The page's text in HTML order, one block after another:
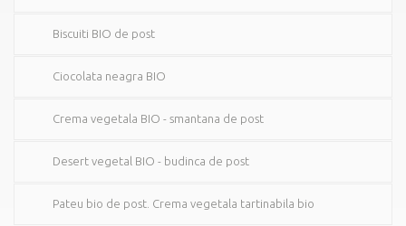
Biscuiti BIO de post
Ciocolata neagra BIO
Crema vegetala BIO - smantana de post
Desert vegetal BIO - budinca de post
Pateu bio de post. Crema vegetala tartinabila bio